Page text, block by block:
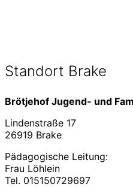
Standort Brake
Brötjehof Jugend- und
Lindenstraße 17
26919 Brake
Pädagogische Leitung:
Frau Löhlein
Tel. 015150729697